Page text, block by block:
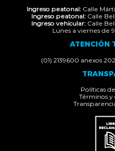
Ingreso peatonal: Calle
Ingreso peatonal: Calle
Ingreso vehicular: Calle
Lunes a viernes de
ATENCIÓN
(01) 2139600 anexos
Políticas
Términos y